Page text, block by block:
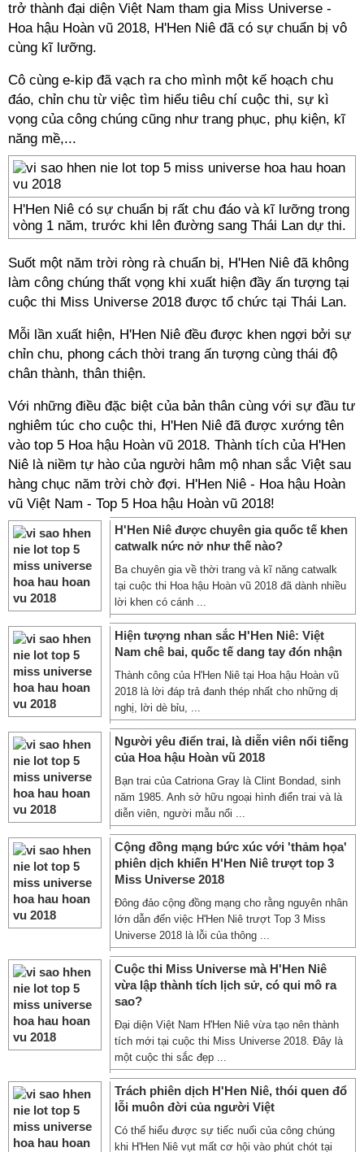
trở thành đại diện Việt Nam tham gia Miss Universe -
Hoa hậu Hoàn vũ 2018, H'Hen Niê đã có sự chuẩn bị vô
cùng kĩ lưỡng.
Cô cùng e-kip đã vạch ra cho mình một kế hoạch chu
đáo, chỉn chu từ việc tìm hiểu tiêu chí cuộc thi, sự kì
vọng của công chúng cũng như trang phục, phụ kiện, kĩ
năng mề,...
H'Hen Niê có sự chuẩn bị rất chu đáo và kĩ lưỡng trong
vòng 1 năm, trước khi lên đường sang Thái Lan dự thi.
Suốt một năm trời ròng rà chuẩn bị, H'Hen Niê đã không
làm công chúng thất vọng khi xuất hiện đầy ấn tượng tại
cuộc thi Miss Universe 2018 được tổ chức tại Thái Lan.
Mỗi lần xuất hiện, H'Hen Niê đều được khen ngợi bởi sự
chỉn chu, phong cách thời trang ấn tượng cùng thái độ
chân thành, thân thiện.
Với những điều đặc biệt của bản thân cùng với sự đầu tư
nghiêm túc cho cuộc thi, H'Hen Niê đã được xướng tên
vào top 5 Hoa hậu Hoàn vũ 2018. Thành tích của H'Hen
Niê là niềm tự hào của người hâm mộ nhan sắc Việt sau
hàng chục năm trời chờ đợi. H'Hen Niê - Hoa hậu Hoàn
vũ Việt Nam - Top 5 Hoa hậu Hoàn vũ 2018!
H'Hen Niê được chuyên gia quốc tế khen
catwalk nức nở như thế nào?
Ba chuyên gia về thời trang và kĩ năng catwalk
tại cuộc thi Hoa hậu Hoàn vũ 2018 đã dành nhiều
lời khen có cánh ...
Hiện tượng nhan sắc H'Hen Niê: Việt
Nam chê bai, quốc tế dang tay đón nhận
Thành công của H'Hen Niê tại Hoa hậu Hoàn vũ
2018 là lời đáp trả đanh thép nhất cho những dị
nghị, lời dè bỉu, ...
Người yêu điển trai, là diễn viên nổi tiếng
của Hoa hậu Hoàn vũ 2018
Bạn trai của Catriona Gray là Clint Bondad, sinh
năm 1985. Anh sở hữu ngoại hình điển trai và là
diễn viên, người mẫu nổi ...
Cộng đồng mạng bức xúc với 'thảm họa'
phiên dịch khiến H'Hen Niê trượt top 3
Miss Universe 2018
Đông đảo cộng đồng mạng cho rằng nguyên nhân
lớn dẫn đến việc H'Hen Niê trượt Top 3 Miss
Universe 2018 là lỗi của thông ...
Cuộc thi Miss Universe mà H'Hen Niê
vừa lập thành tích lịch sử, có qui mô ra
sao?
Đại diện Việt Nam H'Hen Niê vừa tạo nên thành
tích mới tại cuộc thi Miss Universe 2018. Đây là
một cuộc thi sắc đẹp ...
Trách phiên dịch H'Hen Niê, thói quen đổ
lỗi muôn đời của người Việt
Có thể hiểu được sự tiếc nuối của công chúng
khi H'Hen Niê vụt mất cơ hội vào phút chót tại